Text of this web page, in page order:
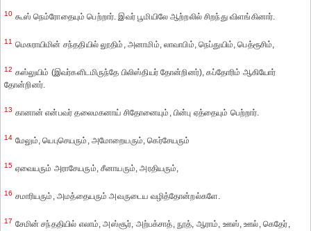
10 கூஸ் நெம்ரோதையும் பெற்றார். இவர் பூமியிலே ஆற்றலில் சிறந்து விளங்கினார்.
11 மெசுராயிமின் சந்ததியில் லூதிம், அனாமிம், லாவாபிம், நெப்துயிம், பெத்ரூசிம்,
12 கஸ்லுயிம் (இவர்களிடமிருந்தே பிலிஸ்தியர் தோன்றினர்), கப்தோரிம் ஆகியோர்
தோன்றினர்.
13 கானான் என்பவர் தலைமகனாய் சிதோனையும், பின்பு ஏத்தையும் பெற்றார்.
14 மேலும், யெபுசெயரும், அமோறையரும், கெர்சேயரும்
15 ஏவையரும் அராசேயரும், சீனாயரும், அரதியரும்,
16 சமாரியரும், அமத்தையரும் அவருடைய வழித்தோன்றல்களே.
17 சேமின் சந்ததியில் எலாம், அஸ்சூர், அற்பக்சாத், நூத், ஆராம், ஊஸ், ஊல், கெதேர்,